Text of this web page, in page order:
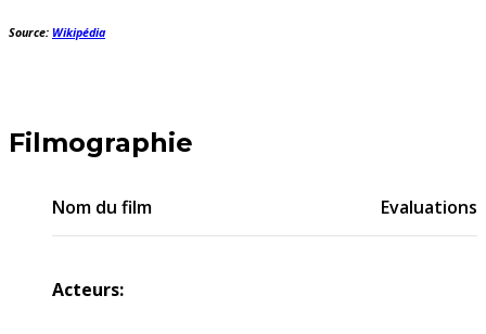
Source: Wikipédia
Filmographie
Nom du film Evaluations
Acteurs: